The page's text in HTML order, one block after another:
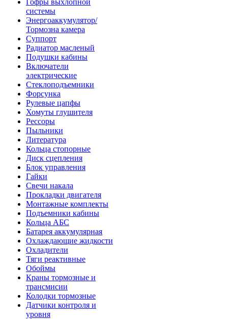
Гофры выхлопной
системы
Энергоаккумулятор/
Тормозна камера
Суппорт
Радиатор масленый
Подушки кабины
Включатели
электрические
Стеклоподъемники
Форсунка
Рулевые цапфы
Хомуты глушителя
Рессоры
Пыльники
Литература
Кольца стопорные
Диск сцепления
Блок управления
Гайки
Свечи накала
Прокладки двигателя
Монтажные комплекты
Подъемники кабины
Кольца АБС
Батарея аккумулярная
Охлаждающие жидкости
Охладители
Тяги реактивные
Обоймы
Краны тормозные и
трансмисии
Колодки тормозные
Датчики контроля и
уровня